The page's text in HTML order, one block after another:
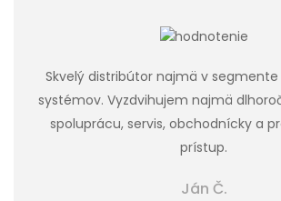
Skvelý distribútor najmä v
systémov. Vyzdvihujem najmä
spoluprácu, servis, obchodnícky a
prístup.
Ján Č.